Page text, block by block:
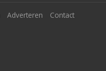
Adverteren Contact